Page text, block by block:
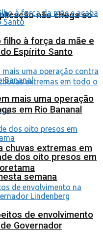
não chega ao
chuvas extremas em
semana
filho à força da mãe e
Espírito Santo
mais uma operação
em Rio Bananal
dos oito presos em
de envolvimento
Governador